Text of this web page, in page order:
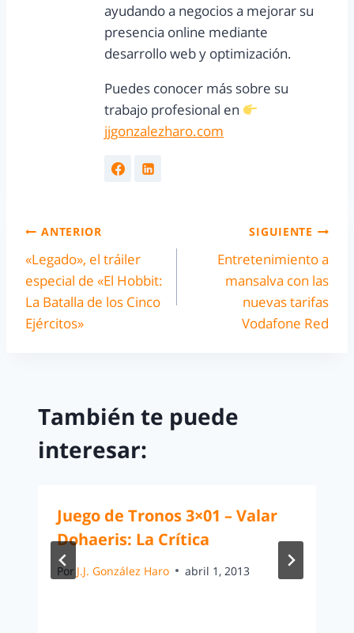
ayudando a negocios a mejorar su
presencia online mediante
desarrollo web y optimización.
Puedes conocer más sobre su
trabajo profesional en
jjgonzalezharo.com
ANTERIOR
«Legado», el tráiler
especial de «El Hobbit:
La Batalla de los Cinco
Ejércitos»
SIGUIENTE
Entretenimiento a
mansalva con las
nuevas tarifas
Vodafone Red
También te puede
interesar:
Juego de Tronos 3×01 – Valar
Dohaeris: La Crítica
Por J.J. González Haro abril 1, 2013